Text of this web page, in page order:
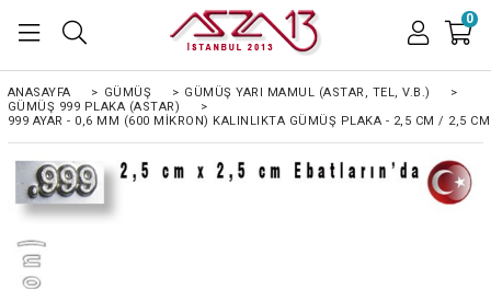
0
ANASAYFA > GÜMÜŞ > GÜMÜŞ YARI MAMUL (ASTAR, TEL, V.B.)
>
GÜMÜŞ 999 PLAKA (ASTAR)
>
999 AYAR - 0,6 MM (600 MIKRON) KALINLIKTA GÜMÜŞ PLAKA - 2,5 CM / 2,5 CM